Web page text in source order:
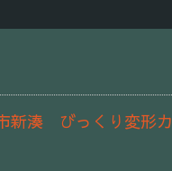
新湊 びっくり変形カ